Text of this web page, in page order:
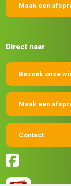
Maak een
Direct naar
Bezoek onze
Maak een
Contact